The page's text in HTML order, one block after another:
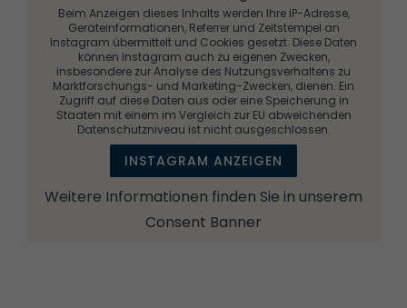
Beim Anzeigen dieses Inhalts werden Ihre IP-Adresse,
Geräteinformationen, Referrer und Zeitstempel an
Instagram übermittelt und Cookies gesetzt. Diese Daten
können Instagram auch zu eigenen Zwecken,
insbesondere zur Analyse des Nutzungsverhaltens zu
Marktforschungs- und Marketing-Zwecken, dienen. Ein
Zugriff auf diese Daten aus oder eine Speicherung in
Staaten mit einem im Vergleich zur EU abweichenden
Datenschutzniveau ist nicht ausgeschlossen.
INSTAGRAM ANZEIGEN
Weitere Informationen finden Sie in unserem
Consent Banner